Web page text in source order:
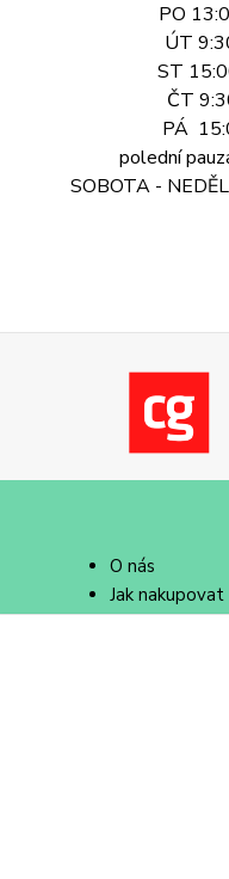
PO
ÚT
ST
ČT
PÁ
polední
SOBOTA -
O nás
Jak nakupovat
Doprava a